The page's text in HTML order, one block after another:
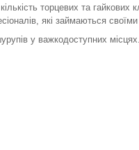
торцевих та гайкових
які займаються
у важкодоступних місцях.